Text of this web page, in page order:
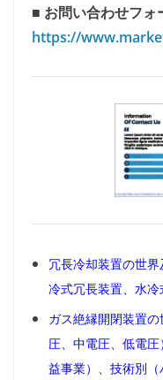
■ お問い合わせフ
https://
冗長冷却装置の世
冷式冗長装置、水冷
ガス絶縁開閉装置
圧、中電圧、低電
益事業）、技術別（